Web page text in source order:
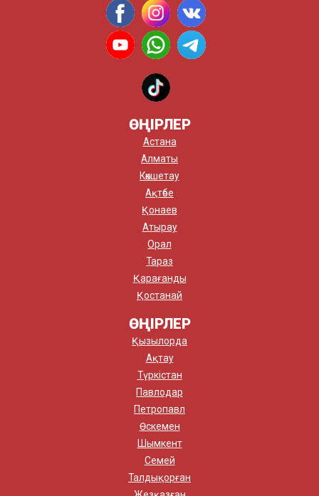
ӨҢІРЛЕР
Астана
Алматы
Көкшетау
Ақтөбе
Қонаев
Атырау
Орал
Тараз
Қарағанды
Қостанай
ӨҢІРЛЕР
Қызылорда
Ақтау
Түркістан
Павлодар
Петропавл
Өскемен
Шымкент
Семей
Талдықорған